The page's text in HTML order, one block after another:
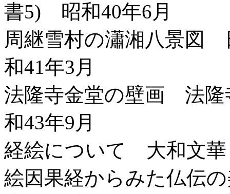
書5) 昭和40年6月
周継雪村の瀟湘八景図
和41年3月
法隆寺金堂の壁画 法
和43年9月
経絵について 大和文
絵因果経からみた仏伝